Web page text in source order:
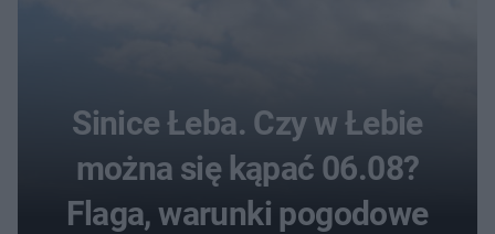
Sinice Łeba. Czy w Łebie
można się kąpać 06.08?
Flaga, warunki pogodowe